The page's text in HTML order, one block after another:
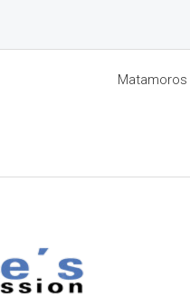
Matamoros